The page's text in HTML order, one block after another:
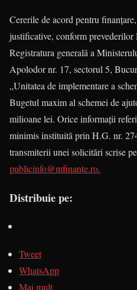
Cererile de acord pentru
justificative, conform
Registratura generală a
Apolodor nr. 17, sectorul 5,
„Unitatea de implementare a
Bugetul maxim al schemei de
milioane lei. Orice informaţii
minimis instituită prin H.G. nr.
transmiterii unei solicitări scrise
publicinfo@mfinante.ro.
Distribuie pe:
Tweet
WhatsApp
Mai mult